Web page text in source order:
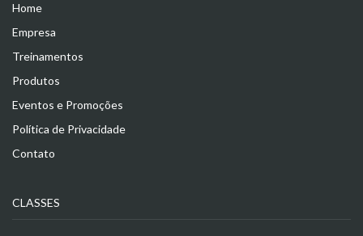
Home
Empresa
Treinamentos
Produtos
Eventos e Promoções
Política de Privacidade
Contato
CLASSES